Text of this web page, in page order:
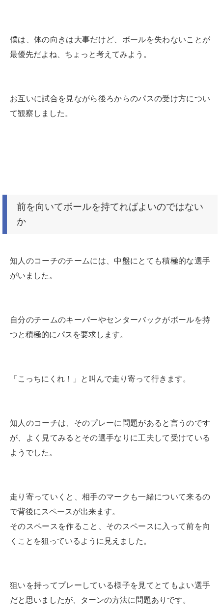
僕は、体の向きは大事だけど、ボールを失わないことが
最優先だよね、ちょっと考えてみよう。
お互いに試合を見ながら後ろからのパスの受け方につい
て観察しました。
前を向いてボールを持てればよいのではない
か
知人のコーチのチームには、中盤にとても積極的な選手
がいました。
自分のチームのキーパーやセンターバックがボールを持
つと積極的にパスを要求します。
「こっちにくれ！」 と叫んで走り寄って行きます。
知人のコーチは、そのプレーに問題があると言うのです
が、よく見てみるとその選手なりに工夫して受けている
ようでした。
走り寄っていくと、相手のマークも一緒について来るの
で背後にスペースが出来ます。
そのスペースを作ること、そのスペースに入って前を向
くことを狙っているように見えました。
狙いを持ってプレーしている様子を見てとてもよい選手
だと思いましたが、ターンの方法に問題ありです。